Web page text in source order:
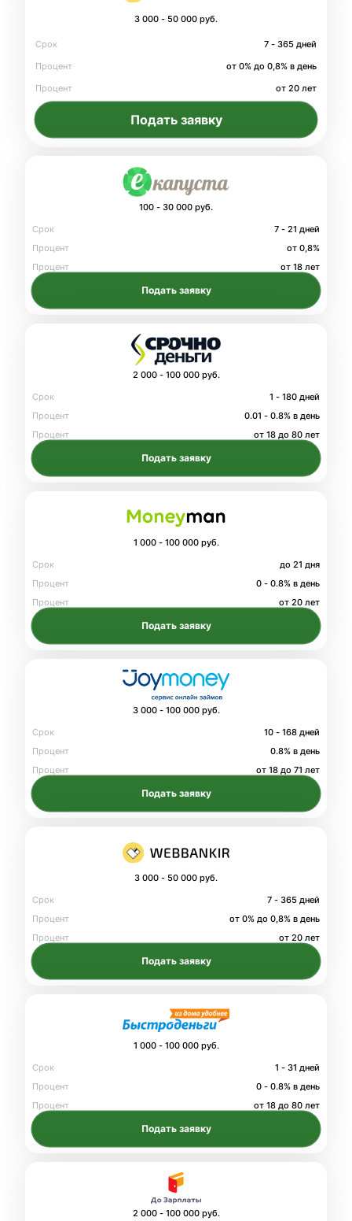
3 000 - 50 000 руб.
Срок
7 - 365 дней
Процент
от 0% до 0,8% в день
Процент
от 20 лет
Подать заявку
100 - 30 000 руб.
Срок
7 - 21 дней
Процент
от 0,8%
Процент
от 18 лет
Подать заявку
2 000 - 100 000 руб.
Срок
1 - 180 дней
Процент
0.01 - 0.8% в день
Процент
от 18 до 80 лет
Подать заявку
1 000 - 100 000 руб.
Срок
до 21 дня
Процент
0 - 0.8% в день
Процент
от 20 лет
Подать заявку
3 000 - 100 000 руб.
Срок
10 - 168 дней
Процент
0.8% в день
Процент
от 18 до 71 лет
Подать заявку
3 000 - 50 000 руб.
Срок
7 - 365 дней
Процент
от 0% до 0,8% в день
Процент
от 20 лет
Подать заявку
1 000 - 100 000 руб.
Срок
1 - 31 дней
Процент
0 - 0.8% в день
Процент
от 18 до 80 лет
Подать заявку
2 000 - 100 000 руб.